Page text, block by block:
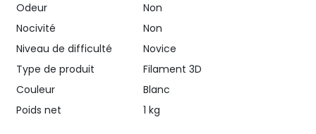
Odeur
Non
Nocivité
Non
Niveau de difficulté
Novice
Type de produit
Filament 3D
Couleur
Blanc
Poids net
1 kg